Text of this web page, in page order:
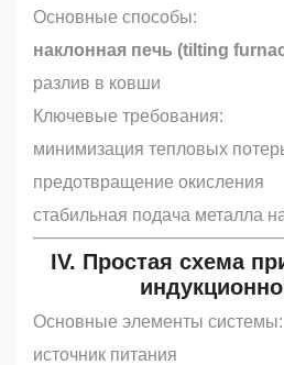
Основные способы:
наклонная печь (tilting
разлив в ковши
Ключевые требования:
минимизация тепловых
предотвращение окисления
стабильная подача металла
IV. Простая схема
Основные элементы системы:
источник питания